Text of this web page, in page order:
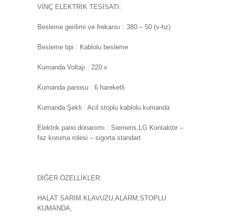
VİNÇ ELEKTRİK TESİSATI:
Besleme gerilimi ve frekansı : 380 – 50 (v-hz)
Besleme tipi : Kablolu besleme
Kumanda Voltajı : 220 v
Kumanda panosu : 6 hareketli
Kumanda Şekli : Acil stoplu kablolu kumanda
Elektrik pano donanımı : Siemens,LG Kontaktör –
faz koruma rolesi – sigorta standart
DİĞER ÖZELLİKLER:
HALAT SARIM KLAVUZU,ALARM,STOPLU
KUMANDA,